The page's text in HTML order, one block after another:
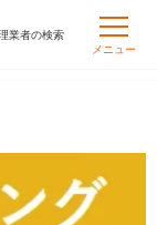
業者の検索
メニュー